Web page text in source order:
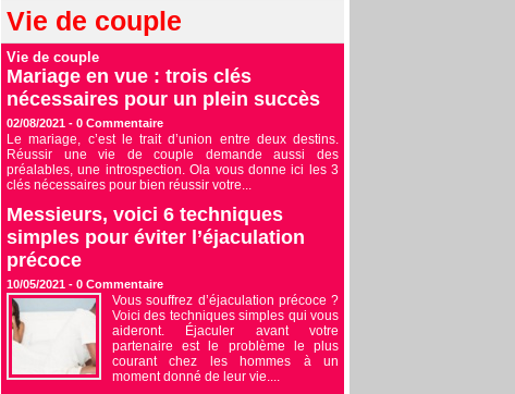
Vie de couple
Vie de couple
Mariage en vue : trois clés
nécessaires pour un plein succès
02/08/2021 - 0 Commentaire
Le mariage, c’est le trait d’union entre deux destins.
Réussir une vie de couple demande aussi des
préalables, une introspection. Ola vous donne ici les 3
clés nécessaires pour bien réussir votre...
Messieurs, voici 6 techniques
simples pour éviter l’éjaculation
précoce
10/05/2021 - 0 Commentaire
Vous souffrez d’éjaculation précoce ?
Voici des techniques simples qui vous
aideront. Éjaculer avant votre
partenaire est le problème le plus
courant chez les hommes à un
moment donné de leur vie....